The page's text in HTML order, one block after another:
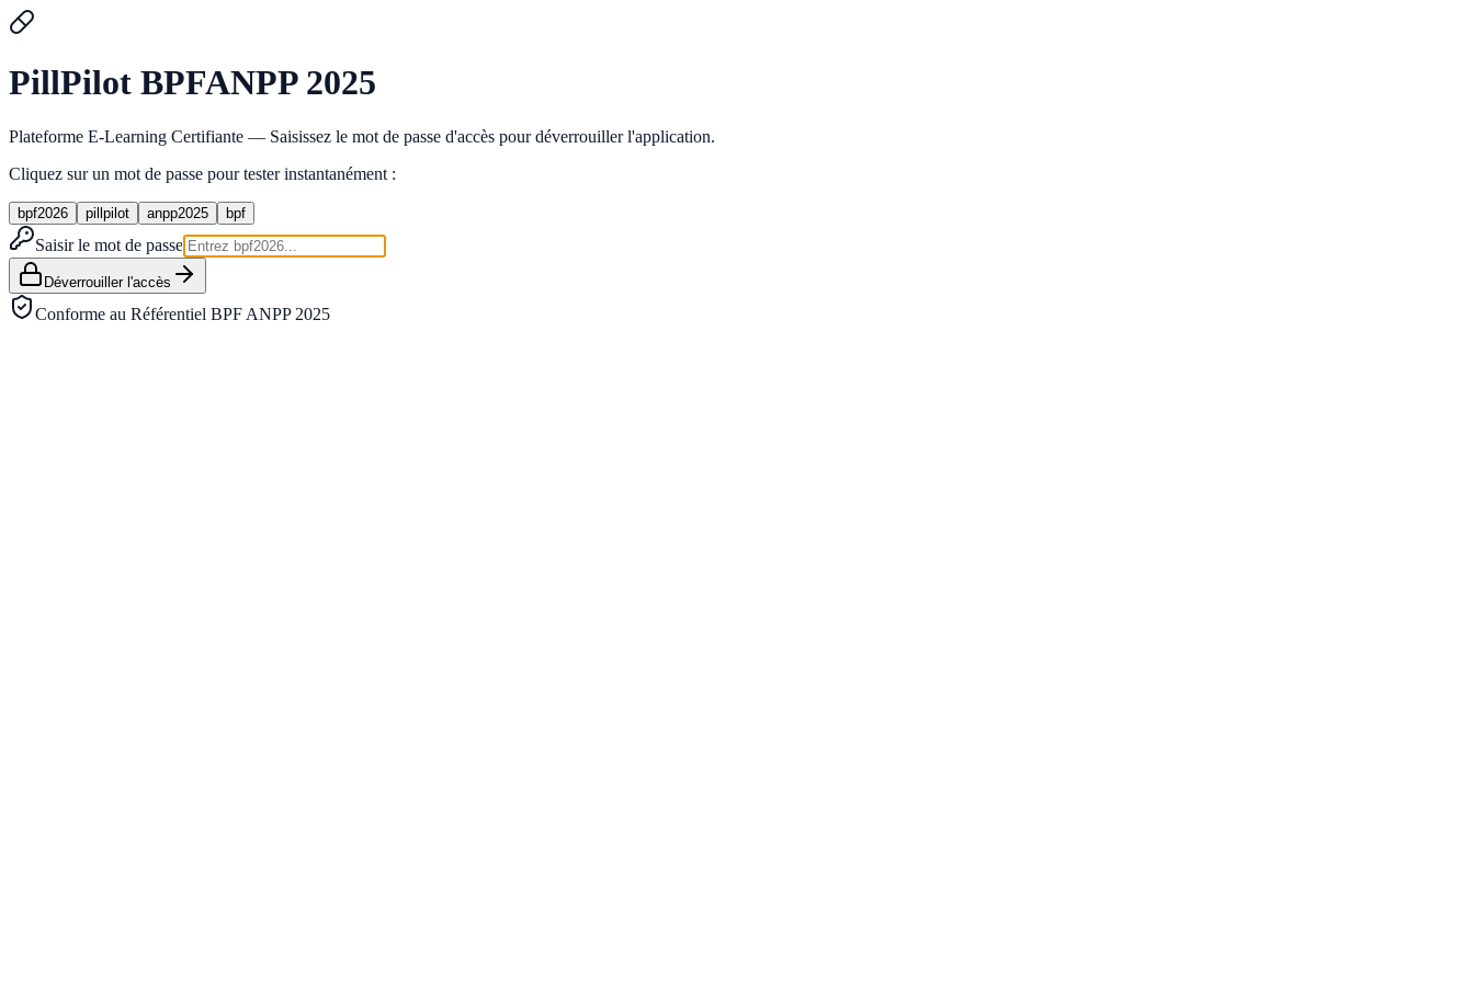
PillPilot BPFANPP 2025
Plateforme E-Learning Certifiante — Saisissez le mot de passe d'accès pour déverrouiller l'application.
Cliquez sur un mot de passe pour tester instantanément :
bpf2026 pillpilot anpp2025 bpf
Saisir le mot de passe
Déverrouiller l'accès
Conforme au Référentiel BPF ANPP 2025